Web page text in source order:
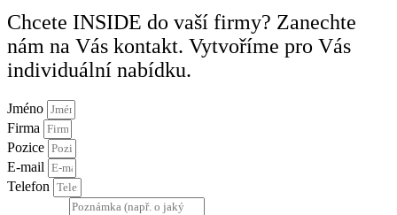
Chcete INSIDE do vaší firmy? Zanechte
nám na Vás kontakt. Vytvoříme pro Vás
individuální nabídku.
Jméno
Firma
Pozice
E-mail
Telefon